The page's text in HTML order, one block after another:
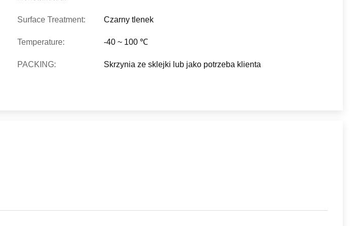
Surface Treatment: Czarny tlenek
Temperature: -40 ~ 100 ℃
PACKING: Skrzynia ze sklejki lub jako potrzeba klienta